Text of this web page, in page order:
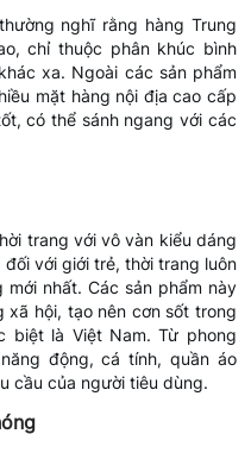
nghĩ rằng hàng Trung
chỉ thuộc phân khúc bình
xa. Ngoài các sản phẩm
mặt hàng nội địa cao cấp
có thể sánh ngang với các
trang với vô vàn kiểu dáng
với giới trẻ, thời trang luôn
nhất. Các sản phẩm này
xã hội, tạo nên cơn sốt trong
biệt là Việt Nam. Từ phong
động, cá tính, quần áo
cầu của người tiêu dùng.